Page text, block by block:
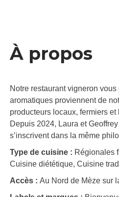
À propos
Notre restaurant vigneron
aromatiques proviennent de
producteurs locaux, fermiers
Depuis 2024, Laura et
s’inscrivent dans la même
Type de cuisine : Régionales
Cuisine diététique, Cuisine
Accès : Au Nord de Mèze sur